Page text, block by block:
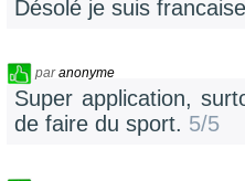
Désolé je suis
paranonyme
Super application,
de faire du sport. 5/5